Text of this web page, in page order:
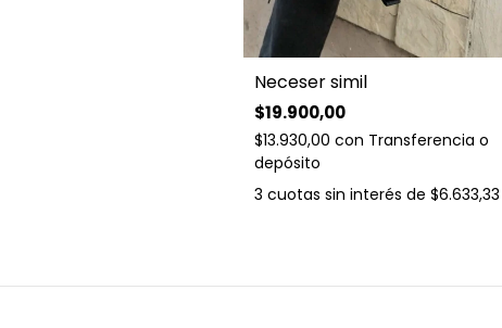
Neceser simil
$19.900,00
$13.930,00 con Transferencia o
depósito
3 cuotas sin interés de $6.633,33